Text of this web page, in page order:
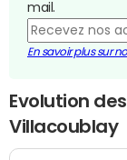
mail.
En savoir plus sur
Evolution
Villacoublay